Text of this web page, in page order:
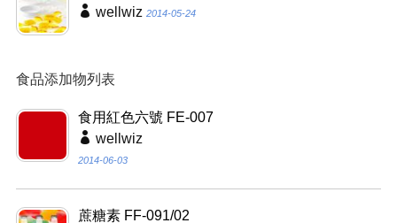
wellwiz 2014-05-24
食品添加物列表
食用紅色六號 FE-007
wellwiz
2014-06-03
蔗糖素 FF-091/02